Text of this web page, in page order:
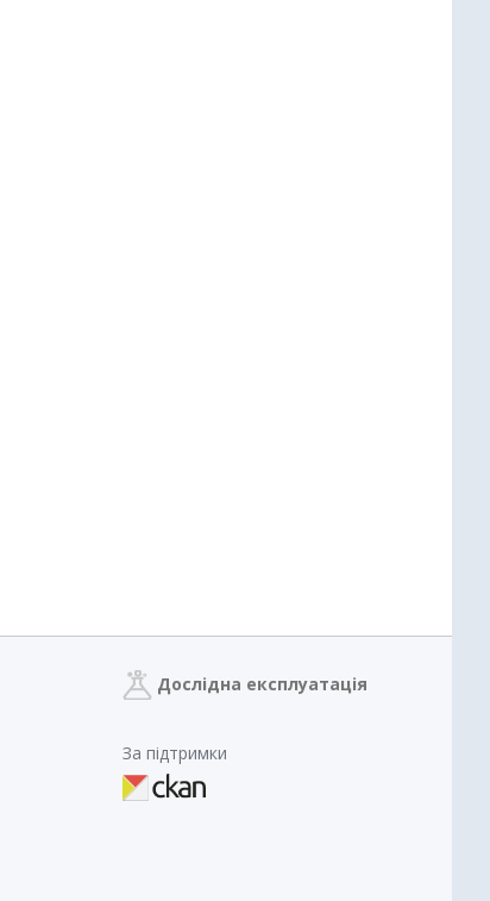
Дослідна експлуатація
За підтримки